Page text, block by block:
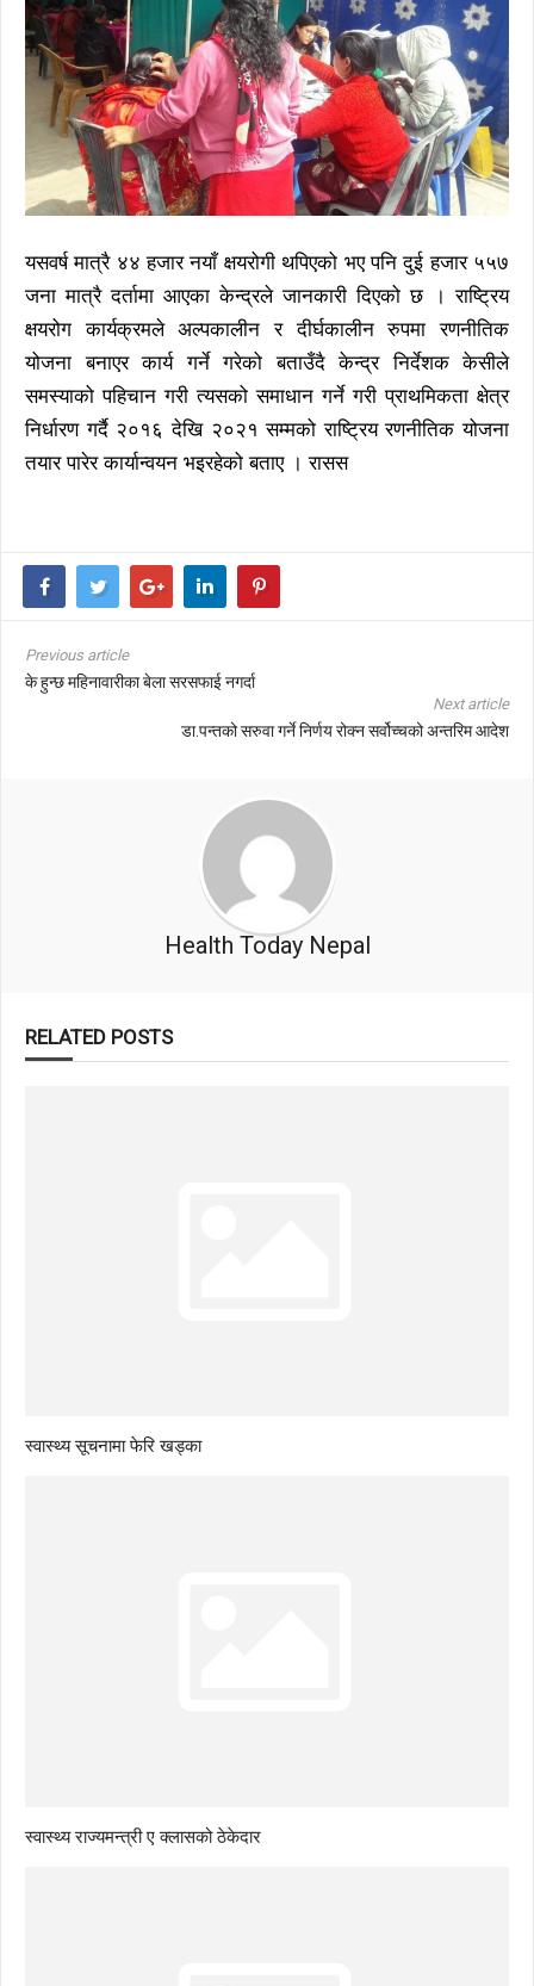
यसवर्ष मात्रै ४४ हजार नयाँ क्षयरोगी थपिएको भए पनि दुई हजार ५५७
जना मात्रै दर्तामा आएका केन्द्रले जानकारी दिएको छ । राष्ट्रिय
क्षयरोग कार्यक्रमले अल्पकालीन र दीर्घकालीन रुपमा रणनीतिक
योजना बनाएर कार्य गर्ने गरेको बताउँदै केन्द्र निर्देशक केसीले
समस्याको पहिचान गरी त्यसको समाधान गर्ने गरी प्राथमिकता क्षेत्र
निर्धारण गर्दै २०१६ देखि २०२१ सम्मको राष्ट्रिय रणनीतिक योजना
तयार पारेर कार्यान्वयन भइरहेको बताए । रासस
Previous article
के हुन्छ महिनावारीका बेला सरसफाई नगर्दा
Next article
डा.पन्तको सरुवा गर्ने निर्णय रोक्न सर्वोच्चको अन्तरिम आदेश
Health Today Nepal
RELATED POSTS
स्वास्थ्य सूचनामा फेरि खड्का
स्वास्थ्य राज्यमन्त्री ए क्लासको ठेकेदार